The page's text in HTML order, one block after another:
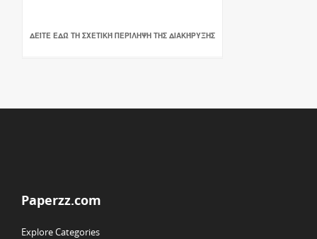
ΔΕΊΤΕ ΕΔΏ ΤΗ ΣΧΕΤΙΚΉ ΠΕΡΊΛΗΨΗ ΤΗΣ ΔΙΑΚΉΡΥΞΗΣ
Paperzz.com
Explore Categories